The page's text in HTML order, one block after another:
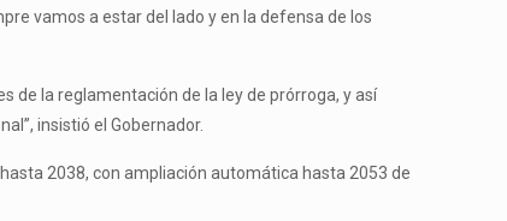
vamos a estar del lado y en la defensa de los
de la reglamentación de la ley de prórroga, y así
insistió el Gobernador.
2038, con ampliación automática hasta 2053 de